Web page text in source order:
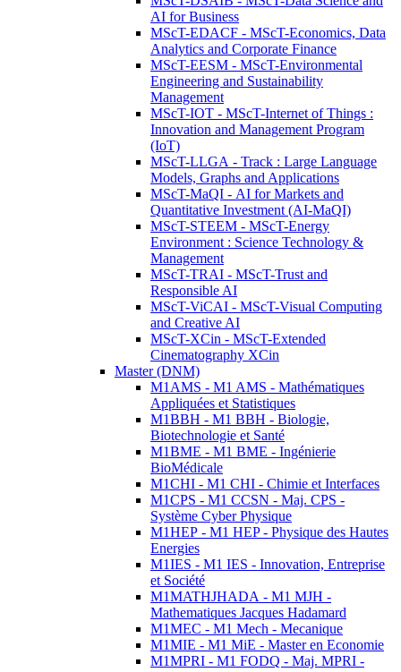
AI for Business
MScT-EDACF - MScT-Economics, Data
Analytics and Corporate Finance
MScT-EESM - MScT-Environmental
Engineering and Sustainability
Management
MScT-IOT - MScT-Internet of Things :
Innovation and Management Program
(IoT)
MScT-LLGA - Track : Large Language
Models, Graphs and Applications
MScT-MaQI - AI for Markets and
Quantitative Investment (AI-MaQI)
MScT-STEEM - MScT-Energy
Environment : Science Technology &
Management
MScT-TRAI - MScT-Trust and
Responsible AI
MScT-ViCAI - MScT-Visual Computing
and Creative AI
MScT-XCin - MScT-Extended
Cinematography XCin
Master (DNM)
M1AMS - M1 AMS - Mathématiques
Appliquées et Statistiques
M1BBH - M1 BBH - Biologie,
Biotechnologie et Santé
M1BME - M1 BME - Ingénierie
BioMédicale
M1CHI - M1 CHI - Chimie et Interfaces
M1CPS - M1 CCSN - Maj. CPS -
Système Cyber Physique
M1HEP - M1 HEP - Physique des Hautes
Energies
M1IES - M1 IES - Innovation, Entreprise
et Société
M1MATHJHADA - M1 MJH -
Mathematiques Jacques Hadamard
M1MEC - M1 Mech - Mecanique
M1MIE - M1 MiE - Master en Economie
M1MPRI - M1 FODQ - Maj. MPRI -